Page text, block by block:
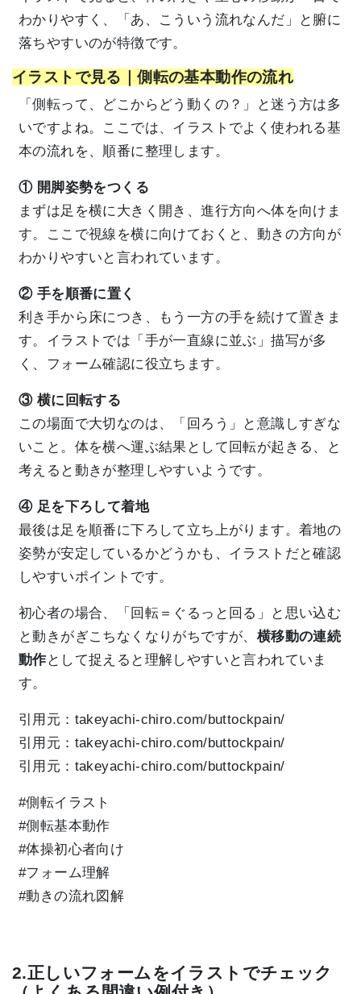
わかりやすく、「あ、こういう流れなんだ」と腑に
落ちやすいのが特徴です。
イラストで見る｜側転の基本動作の流れ
「側転って、どこからどう動くの？」と迷う方は多
いですよね。ここでは、イラストでよく使われる基
本の流れを、順番に整理します。
① 開脚姿勢をつくる
まずは足を横に大きく開き、進行方向へ体を向けま
す。ここで視線を横に向けておくと、動きの方向が
わかりやすいと言われています。
② 手を順番に置く
利き手から床につき、もう一方の手を続けて置きま
す。イラストでは「手が一直線に並ぶ」描写が多
く、フォーム確認に役立ちます。
③ 横に回転する
この場面で大切なのは、「回ろう」と意識しすぎな
いこと。体を横へ運ぶ結果として回転が起きる、と
考えると動きが整理しやすいようです。
④ 足を下ろして着地
最後は足を順番に下ろして立ち上がります。着地の
姿勢が安定しているかどうかも、イラストだと確認
しやすいポイントです。
初心者の場合、「回転＝ぐるっと回る」と思い込む
と動きがぎこちなくなりがちですが、 横移動の連続
動作として捉えると理解しやすいと言われていま
す。
引用元：takeyachi-chiro.com/buttockpain/
引用元：takeyachi-chiro.com/buttockpain/
引用元：takeyachi-chiro.com/buttockpain/
#側転イラスト
#側転基本動作
#体操初心者向け
#フォーム理解
#動きの流れ図解
2.正しいフォームをイラストでチェック